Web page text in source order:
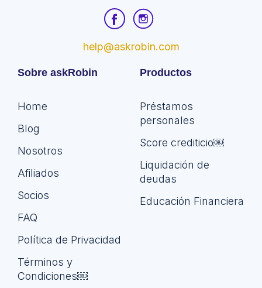
Sobre askRobin
Home
Blog
Nosotros
Afiliados
Socios
FAQ
Política de Privacidad
Términos y
Condiciones￼
Productos
Préstamos
personales
Score crediticio￼
Liquidación de
deudas
Educación Financiera
help@askrobin.com